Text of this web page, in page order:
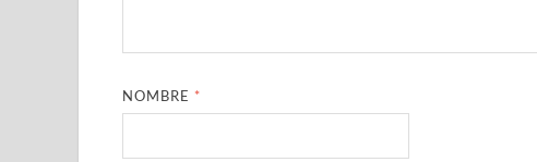
NOMBRE *